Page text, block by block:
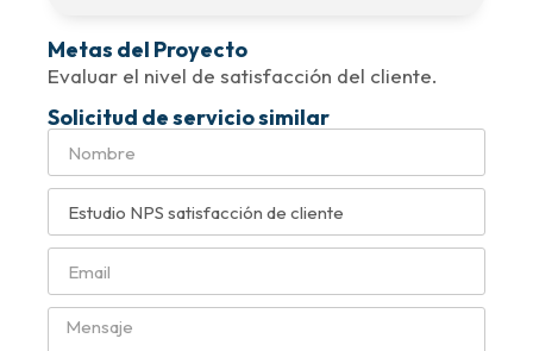
Metas del Proyecto
Evaluar el nivel de satisfacción del cliente.
Solicitud de servicio similar